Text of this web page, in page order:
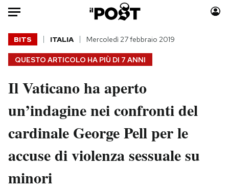
Auto
HOME
Italia
Politica
Tecnologia
Scienza
Cultura
Moda
Consumismi
Storie/Idee
Ok Boomer!
Media
QUESTO ARTICOLO HA PIÙ DI 7 ANNI
BITS ITALIA Mercoledì 27 febbraio 2019
Il Vaticano ha aperto
un’indagine nei confronti del
cardinale George Pell per le
accuse di violenza sessuale su
minori